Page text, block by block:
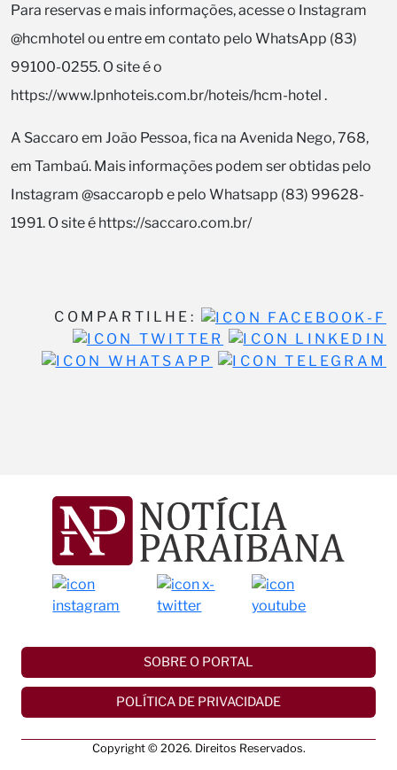
Para reservas e mais informações, acesse o Instagram
@hcmhotel ou entre em contato pelo WhatsApp (83)
99100-0255. O site é o
https://www.lpnhoteis.com.br/hoteis/hcm-hotel .
A Saccaro em João Pessoa, fica na Avenida Nego, 768,
em Tambaú. Mais informações podem ser obtidas pelo
Instagram @saccaropb e pelo Whatsapp (83) 99628-
1991. O site é https://saccaro.com.br/
COMPARTILHE:
SOBRE O PORTAL
POLÍTICA DE PRIVACIDADE
Copyright © 2026. Direitos Reservados.